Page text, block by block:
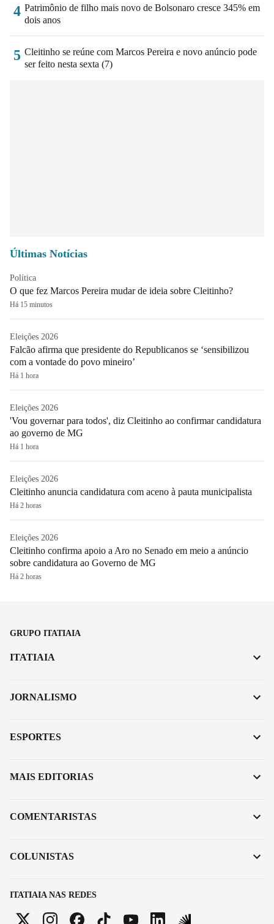
4 Patrimônio de filho mais novo de Bolsonaro cresce 345% em
dois anos
5 Cleitinho se reúne com Marcos Pereira e novo anúncio pode
ser feito nesta sexta (7)
Últimas Notícias
Política
O que fez Marcos Pereira mudar de ideia sobre Cleitinho?
Há 15 minutos
Eleições 2026
Falcão afirma que presidente do Republicanos se ‘sensibilizou
com a vontade do povo mineiro’
Há 1 hora
Eleições 2026
'Vou governar para todos', diz Cleitinho ao confirmar candidatura
ao governo de MG
Há 1 hora
Eleições 2026
Cleitinho anuncia candidatura com aceno à pauta municipalista
Há 2 horas
Eleições 2026
Cleitinho confirma apoio a Aro no Senado em meio a anúncio
sobre candidatura ao Governo de MG
Há 2 horas
GRUPO ITATIAIA
ITATIAIA NAS REDES
ITATIAIA
JORNALISMO
ESPORTES
MAIS EDITORIAS
COMENTARISTAS
COLUNISTAS